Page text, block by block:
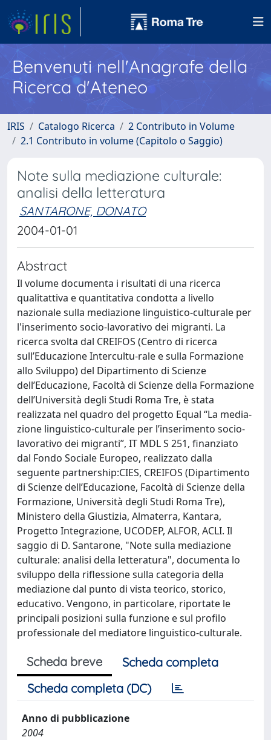
Benvenuti nell'Anagrafe della
Ricerca d'Ateneo
IRIS Catalogo Ricerca
2 Contributo in Volume
2.1 Contributo in volume (Capitolo o Saggio)
Note sulla mediazione culturale:
analisi della letteratura
SANTARONE, DONATO
2004-01-01
Abstract
Il volume documenta i risultati di una ricerca
qualitattiva e quantitativa condotta a livello
nazionale sulla mediazione linguistico-culturale per
l'inserimento socio-lavorativo dei migranti. La
ricerca svolta dal CREIFOS (Centro di ricerca
sull’Educazione Intercultu-rale e sulla Formazione
allo Sviluppo) del Dipartimento di Scienze
dell’Educazione, Facoltà di Scienze della Formazione
dell’Università degli Studi Roma Tre, è stata
realizzata nel quadro del progetto Equal “La media-
zione linguistico-culturale per l’inserimento socio-
lavorativo dei migranti”, IT MDL S 251, finanziato
dal Fondo Sociale Europeo, realizzato dalla
seguente partnership:CIES, CREIFOS (Dipartimento
di Scienze dell’Educazione, Facoltà di Scienze della
Formazione, Università degli Studi Roma Tre),
Ministero della Giustizia, Almaterra, Kantara,
Progetto Integrazione, UCODEP, ALFOR, ACLI. Il
saggio di D. Santarone, "Note sulla mediazione
culturale: analisi della letteratura", documenta lo
sviluppo della riflessione sulla categoria della
mediazione dal punto di vista teorico, storico,
educativo. Vengono, in particolare, riportate le
principali posizioni sulla funzione e sul profilo
professionale del mediatore linguistico-culturale.
Scheda breve
Scheda completa
Scheda completa (DC)
Anno di pubblicazione
2004